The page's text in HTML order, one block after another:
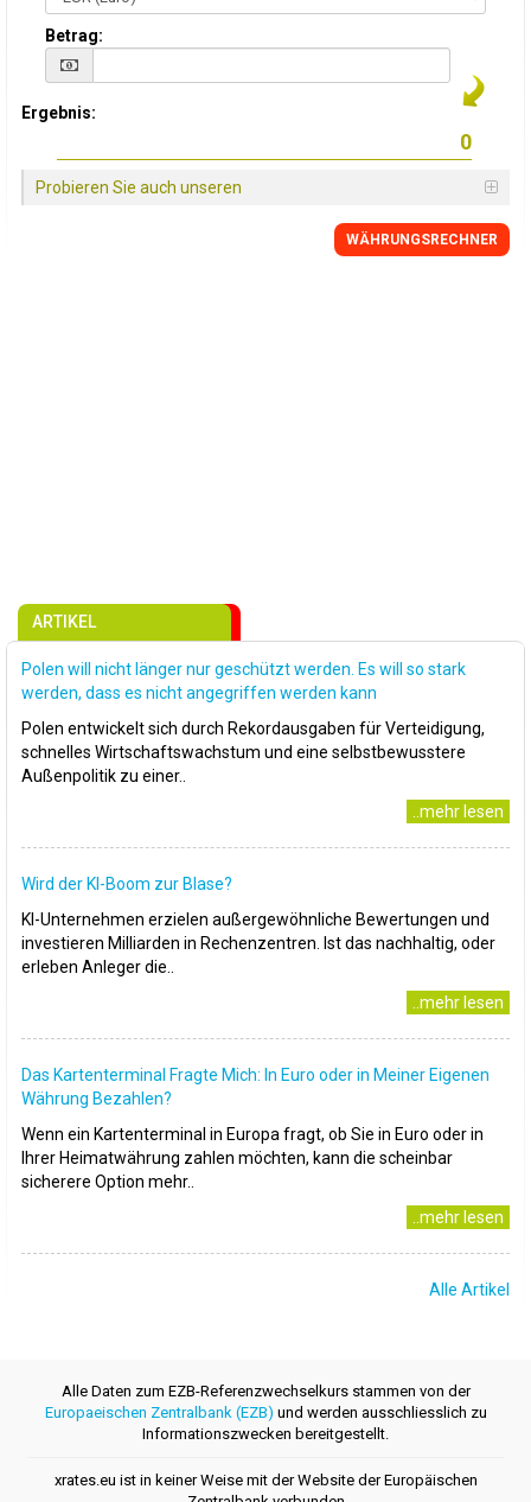
Betrag:
Ergebnis:
Probieren Sie auch unseren
WÄHRUNGSRECHNER
ARTIKEL
Polen will nicht länger nur geschützt werden. Es will so stark
werden, dass es nicht angegriffen werden kann
Polen entwickelt sich durch Rekordausgaben für Verteidigung,
schnelles Wirtschaftswachstum und eine selbstbewusstere
Außenpolitik zu einer..
..mehr lesen
Wird der KI-Boom zur Blase?
KI-Unternehmen erzielen außergewöhnliche Bewertungen und
investieren Milliarden in Rechenzentren. Ist das nachhaltig, oder
erleben Anleger die..
..mehr lesen
Das Kartenterminal Fragte Mich: In Euro oder in Meiner Eigenen
Währung Bezahlen?
Wenn ein Kartenterminal in Europa fragt, ob Sie in Euro oder in
Ihrer Heimatwährung zahlen möchten, kann die scheinbar
sicherere Option mehr..
..mehr lesen
Alle Artikel
Alle Daten zum EZB-Referenzwechselkurs stammen von der
Europaeischen Zentralbank (EZB) und werden ausschliesslich zu
Informationszwecken bereitgestellt.
xrates.eu ist in keiner Weise mit der Website der Europäischen